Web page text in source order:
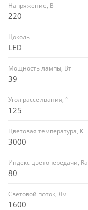
Напряжение, В
220
Цоколь
LED
Мощность лампы, Вт
39
Угол рассеивания, °
125
Цветовая температура, К
3000
Индекс цветопередачи, Ra
80
Световой поток, Лм
1600